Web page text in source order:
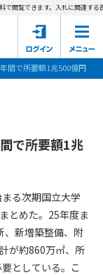
閲覧できます。入札に関連する資
間で所要額1兆500億円
で所要額1兆
る次期国立大学
とめた。25年度ま
、新増築整備、附
が約860万㎡、所
としている。こ
のです。
ールは本規約の